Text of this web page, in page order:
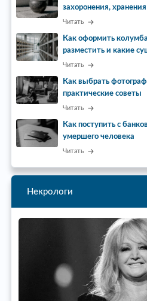
захоронения,
Читать
Как оформить
разместить и какие
Читать
Как выбрать
практические советы
Читать
Как поступить с
умершего человека
Читать
Некрологи